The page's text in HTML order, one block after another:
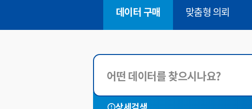
부산데이터
연계 데이터
데이터 제공 신청
데이터 오류 신고
우수사례
데이터 구매 맞춤형 의뢰
재정금융
사회복지
문화관광